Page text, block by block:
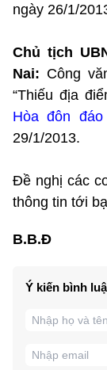
ngày 26/1/
Chủ tịch
Nai: Công
“Thiếu địa
Hòa đôn
29/1/2013.
Đề nghị các
thông tin tới
B.B.Đ
Ý kiến bình